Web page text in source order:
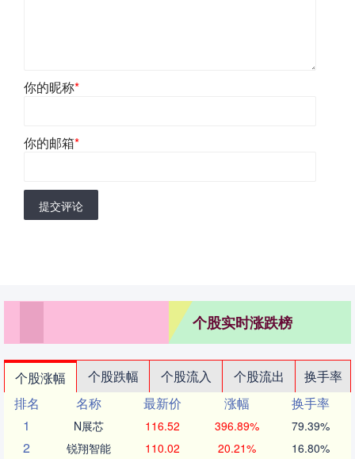
你的昵称*
你的邮箱*
提交评论
个股实时涨跌榜
个股涨幅 个股跌幅 个股流入 个股流出
换手率
排名
名称 最新价 涨幅
换手率
1
N展芯 116.52 396.89% 79.39%
2 锐翔智能 110.02 20.21% 16.80%